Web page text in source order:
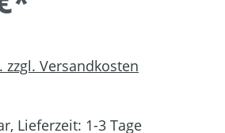
zzgl. Versandkosten
Lieferzeit: 1-3 Tage